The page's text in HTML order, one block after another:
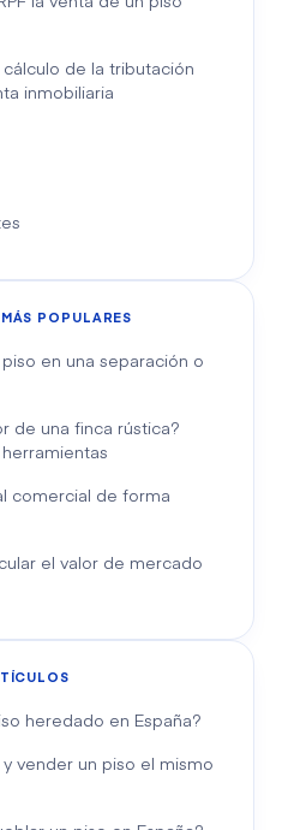
de la tributación
inmobiliaria
POPULARES
en una separación o
de una finca rústica?
comercial de forma
el valor de mercado
heredado en España?
vender un piso el mismo